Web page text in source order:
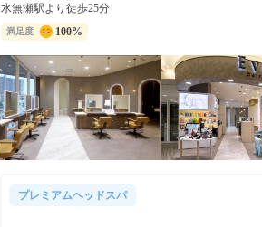
水無瀬駅より徒歩25分
満足度 100%
プレミアムヘッドスパ